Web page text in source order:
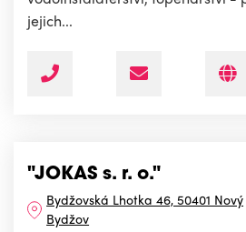
jejich...
"JOKAS s. r. o."
Bydžovská Lhotka 46, 50401 Nový
Bydžov